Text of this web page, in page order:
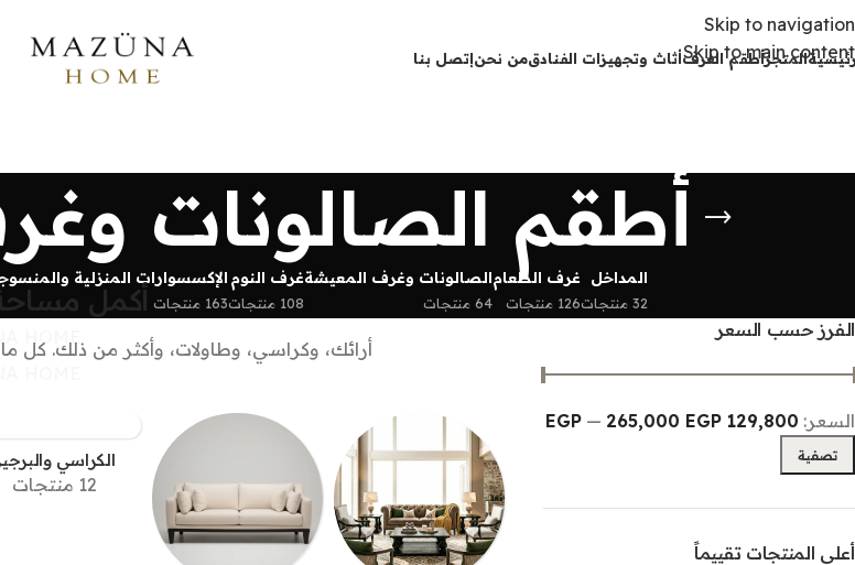
Skip to navigation
Skip to main content
المتجرأطقم الغرفأثاث وتجهيزات الفنادقمن نحنإتصل بنا
أطقم الصالونات
المداخل
32 منتجات
غرف الطعام
126 منتجات
الصالونات وغرف المعيشة
64 منتجات
غرف النوم
108 منتجات
الإكسسوارات المنزلية
163 منتجات
الفرز حسب السعر
تصفية
السعر: 129,800 EGP
— 265,000 EGP
أعلى المنتجات تقييماً
أكمل
أرائك، وكراسي، وطاولات، وأكثر من ذلك. كل
الكراسي
12 منتجات